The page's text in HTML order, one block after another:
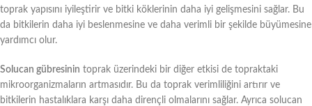
toprak yapısını iyileştirir ve bitki köklerinin daha iyi gelişmesini sağlar. Bu
da bitkilerin daha iyi beslenmesine ve daha verimli bir şekilde büyümesine
yardımcı olur.
Solucan gübresinin toprak üzerindeki bir diğer etkisi de topraktaki
mikroorganizmaların artmasıdır. Bu da toprak verimliliğini artırır ve
bitkilerin hastalıklara karşı daha dirençli olmalarını sağlar. Ayrıca solucan